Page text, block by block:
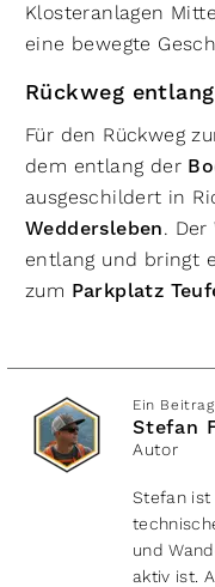
Klosteranlagen
eine bewegte
Rückweg
Für den Rückweg
dem entlang der
ausgeschildert in
Weddersleben. Der
entlang und bringt
zum Parkplatz
Ein
Stefan
Autor
Stefan ist
und
aktiv ist.